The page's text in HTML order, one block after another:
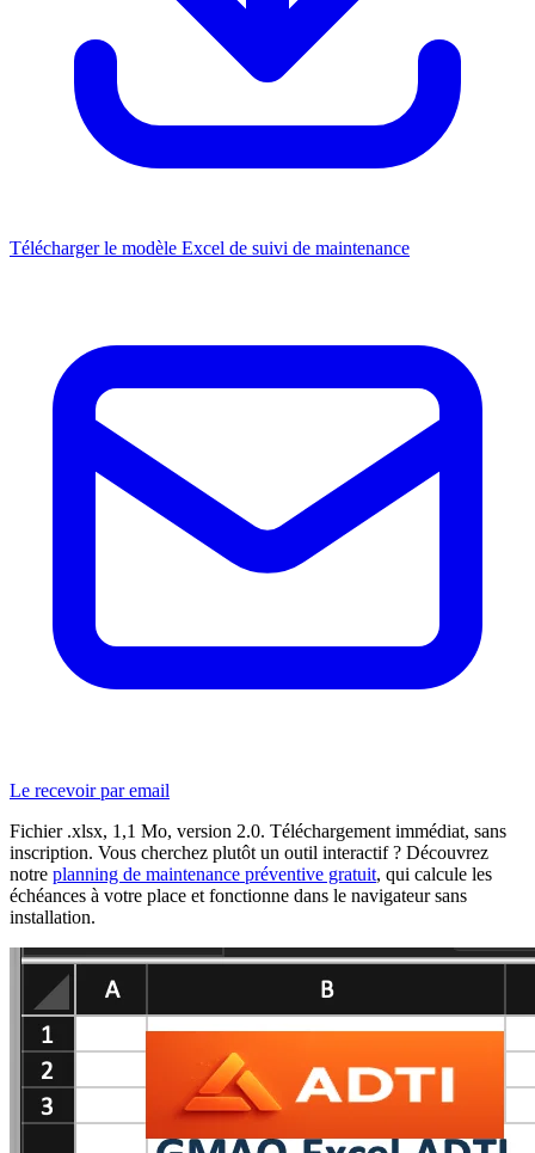
Télécharger le modèle Excel de suivi de maintenance
Le recevoir par email
Fichier .xlsx, 1,1 Mo, version 2.0. Téléchargement immédiat, sans
inscription. Vous cherchez plutôt un outil interactif ? Découvrez
notre planning de maintenance préventive gratuit, qui calcule les
échéances à votre place et fonctionne dans le navigateur sans
installation.